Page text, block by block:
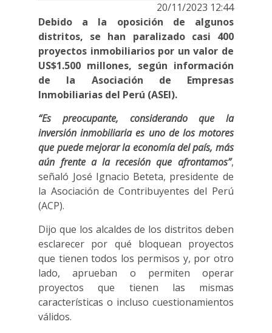
20/11/2023 12:44
Debido a la oposición de algunos
distritos, se han paralizado casi 400
proyectos inmobiliarios por un valor de
US$1.500 millones, según información
de la Asociación de Empresas
Inmobiliarias del Perú (ASEI).
“Es preocupante, considerando que la
inversión inmobiliaria es uno de los motores
que puede mejorar la economía del país, más
aún frente a la recesión que afrontamos”,
señaló José Ignacio Beteta, presidente de
la Asociación de Contribuyentes del Perú
(ACP).
Dijo que los alcaldes de los distritos deben
esclarecer por qué bloquean proyectos
que tienen todos los permisos y, por otro
lado, aprueban o permiten operar
proyectos que tienen las mismas
características o incluso cuestionamientos
válidos.